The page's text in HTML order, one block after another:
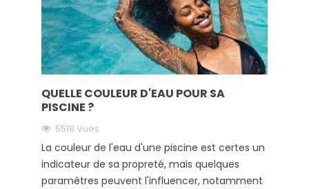
QUELLE COULEUR D'EAU POUR SA
PISCINE ?
5518 Vues
La couleur de l'eau d'une piscine est certes un
indicateur de sa propreté, mais quelques
paramètres peuvent l'influencer, notamment